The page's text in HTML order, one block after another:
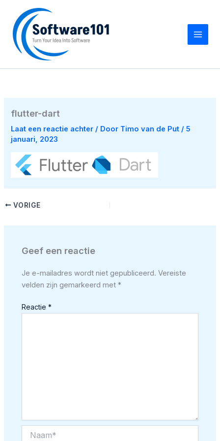
inhoud
flutter-dart
Laat een reactie achter / Door Timo van de Put /5
januari, 2023
VORIGE
Geef een reactie
Je e-mailadres wordt niet gepubliceerd. Vereiste
velden zijn gemarkeerd met*
Reactie*